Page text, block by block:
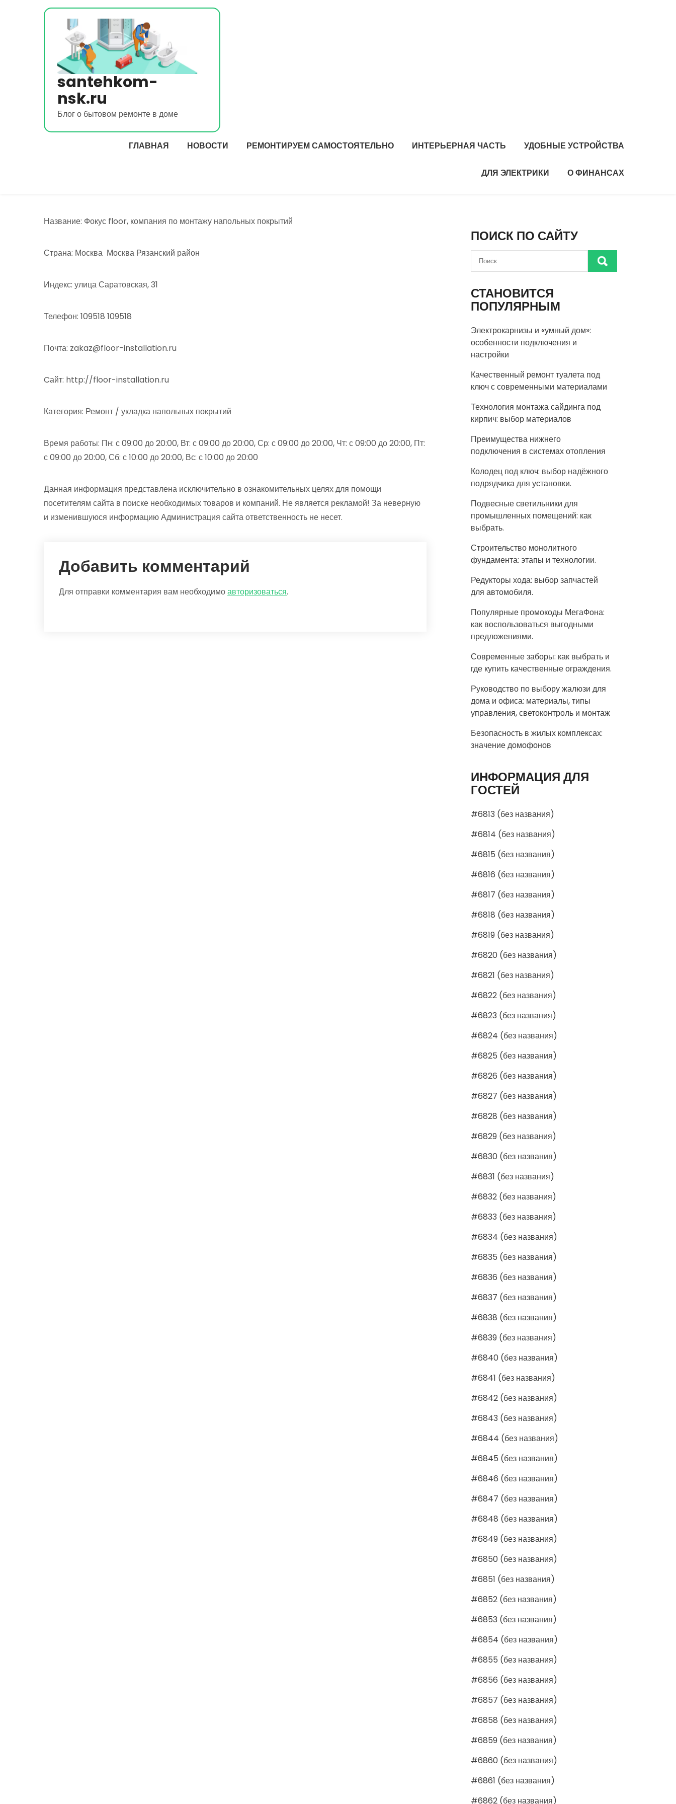
santehkom-
nsk.ru
Блог о бытовом ремонте в доме
ГЛАВНАЯ НОВОСТИ РЕМОНТИРУЕМ САМОСТОЯТЕЛЬНО ИНТЕРЬЕРНАЯ ЧАСТЬ УДОБНЫЕ УСТРОЙСТВА
ДЛЯ ЭЛЕКТРИКИ О ФИНАНСАХ
Название: Фокус floor, компания по монтажу напольных покрытий
Страна: Москва Москва Рязанский район
Индекс: улица Саратовская, 31
Телефон: 109518 109518
Почта: zakaz@floor-installation.ru
Cайт: http://floor-installation.ru
Категория: Ремонт / укладка напольных покрытий
Время работы: Пн: с 09:00 до 20:00, Вт: с 09:00 до 20:00, Ср: с 09:00 до 20:00, Чт: с 09:00 до 20:00, Пт:
с 09:00 до 20:00, Сб: с 10:00 до 20:00, Вс: с 10:00 до 20:00
Данная информация представлена исключительно в ознакомительных целях для помощи
посетителям сайта в поиске необходимых товаров и компаний. Не является рекламой! За неверную
и изменившуюся информацию Администрация сайта ответственность не несет.
Добавить комментарий
Для отправки комментария вам необходимоавторизоваться.
ПОИСК ПО САЙТУ
СТАНОВИТСЯ
ПОПУЛЯРНЫМ
Электрокарнизы и «умный дом»:
особенности подключения и
настройки
Качественный ремонт туалета под
ключ с современными материалами
Технология монтажа сайдинга под
кирпич: выбор материалов
Преимущества нижнего
подключения в системах отопления
Колодец под ключ: выбор надёжного
подрядчика для установки.
Подвесные светильники для
промышленных помещений: как
выбрать.
Строительство монолитного
фундамента: этапы и технологии.
Редукторы хода: выбор запчастей
для автомобиля.
Популярные промокоды МегаФона:
как воспользоваться выгодными
предложениями.
Современные заборы: как выбрать и
где купить качественные ограждения.
Руководство по выбору жалюзи для
дома и офиса: материалы, типы
управления, светоконтроль и монтаж
Безопасность в жилых комплексах:
значение домофонов
ИНФОРМАЦИЯ ДЛЯ
ГОСТЕЙ
#6813 (без названия)
#6814 (без названия)
#6815 (без названия)
#6816 (без названия)
#6817 (без названия)
#6818 (без названия)
#6819 (без названия)
#6820 (без названия)
#6821 (без названия)
#6822 (без названия)
#6823 (без названия)
#6824 (без названия)
#6825 (без названия)
#6826 (без названия)
#6827 (без названия)
#6828 (без названия)
#6829 (без названия)
#6830 (без названия)
#6831 (без названия)
#6832 (без названия)
#6833 (без названия)
#6834 (без названия)
#6835 (без названия)
#6836 (без названия)
#6837 (без названия)
#6838 (без названия)
#6839 (без названия)
#6840 (без названия)
#6841 (без названия)
#6842 (без названия)
#6843 (без названия)
#6844 (без названия)
#6845 (без названия)
#6846 (без названия)
#6847 (без названия)
#6848 (без названия)
#6849 (без названия)
#6850 (без названия)
#6851 (без названия)
#6852 (без названия)
#6853 (без названия)
#6854 (без названия)
#6855 (без названия)
#6856 (без названия)
#6857 (без названия)
#6858 (без названия)
#6859 (без названия)
#6860 (без названия)
#6861 (без названия)
#6862 (без названия)